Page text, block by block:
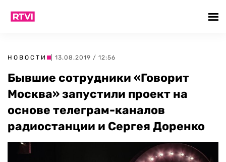
НОВОСТИ | 13.08.2019 / 12:56
Бывшие сотрудники «Говорит
Москва» запустили проект на
основе телеграм-каналов
радиостанции и Сергея Доренко